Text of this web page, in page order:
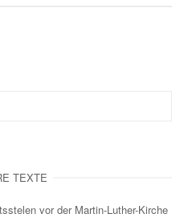
TEXTE
vor der Martin-Luther-Kirche